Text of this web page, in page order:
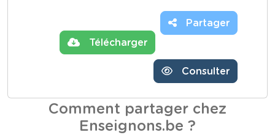
Télécharger
Partager
Consulter
Comment partager chez
Enseignons.be ?